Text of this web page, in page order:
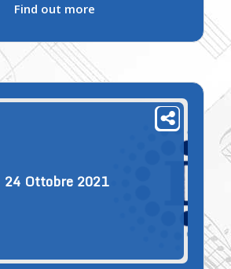
Find out more
24 Ottobre 2021